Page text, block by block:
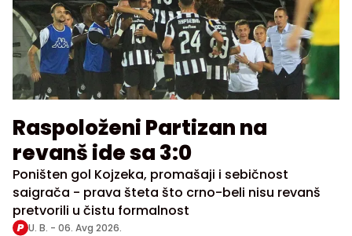
Raspoloženi Partizan na
revanš ide sa 3:0
Poništen gol Kojzeka, promašaji i sebičnost
saigrača - prava šteta što crno-beli nisu revanš
pretvorili u čistu formalnost
U. B. - 06. Avg 2026.